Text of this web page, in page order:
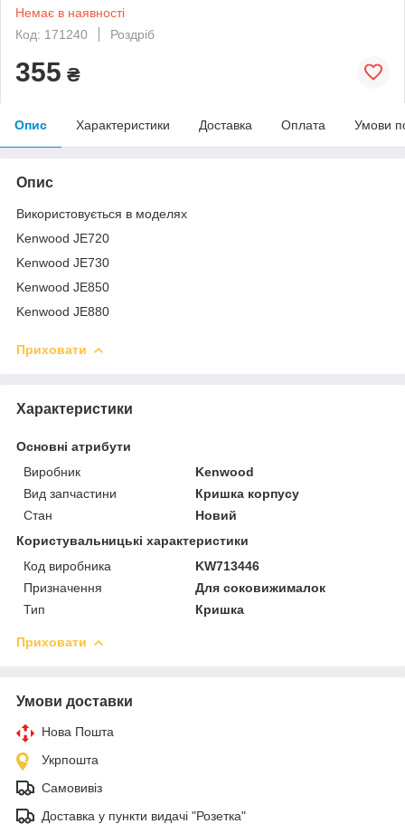
Немає в наявності
Код: 171240
Роздріб
355 ₴
Опис Характеристики Доставка Оплата Умови
Опис
Використовується в моделях
Kenwood JE720
Kenwood JE730
Kenwood JE850
Kenwood JE880
Приховати
Характеристики
Основні атрибути
Виробник
Kenwood
Вид запчастини
Кришка корпусу
Стан
Новий
Користувальницькі характеристики
Код виробника
KW713446
Призначення
Для соковижималок
Тип
Кришка
Приховати
Умови доставки
Нова Пошта
Укрпошта
Самовивіз
Доставка у пункти видачі "Розетка"